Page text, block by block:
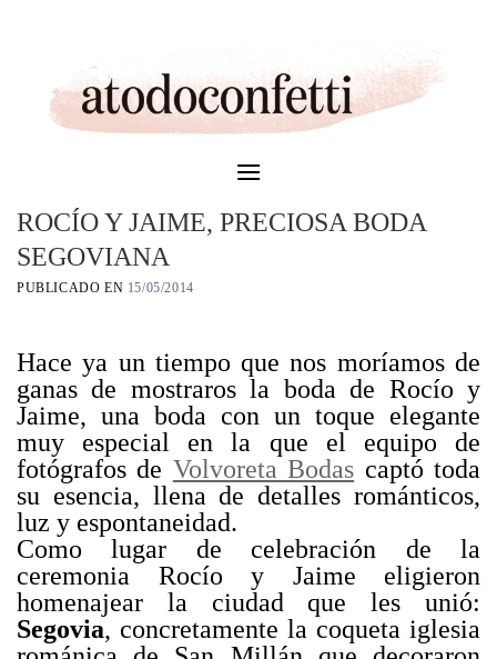
ROCÍO Y JAIME, PRECIOSA BODA
SEGOVIANA
PUBLICADO EN 15/05/2014
Hace ya un tiempo que nos moríamos de
ganas de mostraros la boda de Rocío y
Jaime, una boda con un toque elegante
muy especial en la que el equipo de
fotógrafos de Volvoreta Bodas captó toda
su esencia, llena de detalles románticos,
luz y espontaneidad.
Como lugar de celebración de la
ceremonia Rocío y Jaime eligieron
homenajear la ciudad que les unió:
Segovia, concretamente la coqueta iglesia